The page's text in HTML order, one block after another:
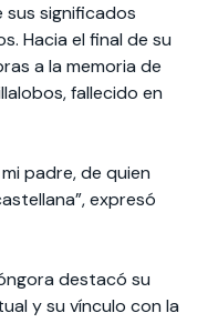
significados
Hacia el final de su
a la memoria de
fallecido en
padre, de quien
expresó
destacó su
y su vínculo con la